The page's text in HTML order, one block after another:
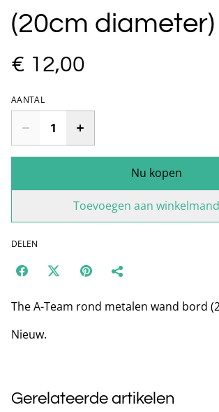
(20cm diameter)
€ 12,00
AANTAL
Nu kopen
Toevoegen aan
DELEN
The A-Team rond metalen wand bord
Nieuw.
Gerelateerde artikelen